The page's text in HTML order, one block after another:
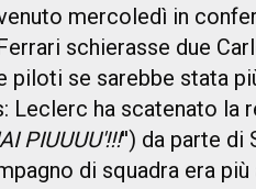
mercoledì in
schierasse due
piloti se sarebbe stata
Leclerc ha scatenato la
PIUUUU'!!!'') da parte di
di squadra era più